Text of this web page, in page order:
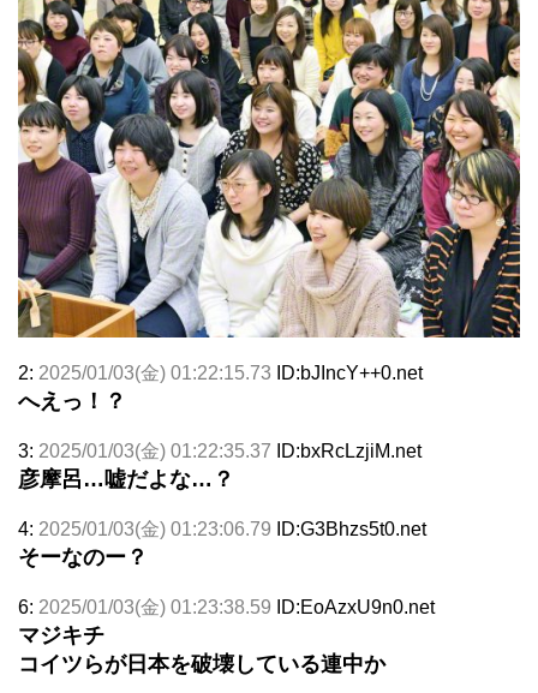
2: 2025/01/03(金) 01:22:15.73 ID:bJIncY++0.net
へえっ！？
3: 2025/01/03(金) 01:22:35.37 ID:bxRcLzjiM.net
彦摩呂…嘘だよな…？
4: 2025/01/03(金) 01:23:06.79 ID:G3Bhzs5t0.net
そーなのー？
6: 2025/01/03(金) 01:23:38.59 ID:EoAzxU9n0.net
マジキチ
コイツらが日本を破壊している連中か